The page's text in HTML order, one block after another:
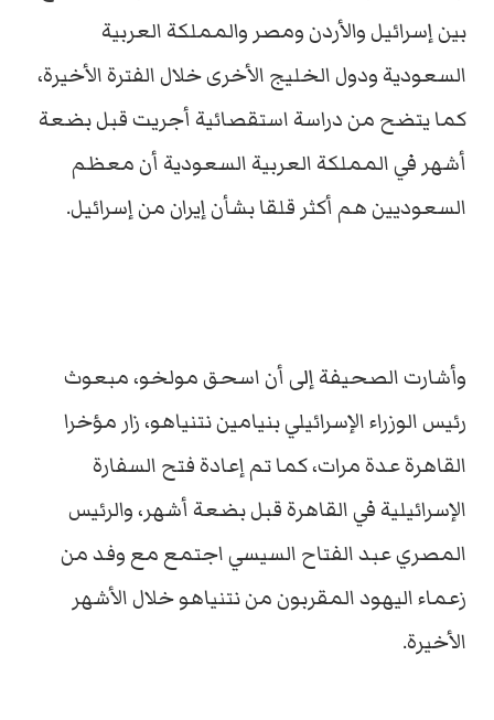
بين إسرائيل والأردن ومصر والمملكة العربية
السعودية ودول الخليج الأخرى خلال الفترة الأخيرة،
كما يتضح من دراسة استقصائية أجريت قبل بضعة
أشهر في المملكة العربية السعودية أن معظم
السعوديين هم أكثر قلقا بشأن إيران من إسرائيل.
وأشارت الصحيفة إلى أن اسحق مولخو، مبعوث
رئيس الوزراء الإسرائيلي بنيامين نتنياهو، زار مؤخرا
القاهرة عدة مرات، كما تم إعادة فتح السفارة
الإسرائيلية في القاهرة قبل بضعة أشهر، والرئيس
المصري عبد الفتاح السيسي اجتمع مع وفد من
زعماء اليهود المقربون من نتنياهو خلال الأشهر
الأخيرة.